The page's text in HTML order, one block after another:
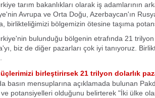
tarım bakanlıkları olarak iş adamlarının
Avrupa ve Orta Doğu, Azerbaycan'ın
birlikteliğimizi bölgemizin ötesine taşıma
bulunduğu bölgenin etrafında 21 trilyon
biz de diğer pazarları çok iyi tanıyoruz.
birleştirirsek 21 trilyon dolarlık
basın mensuplarına açıklamada bulunan
ve potansiyelleri olduğunu belirterek "İki ülke